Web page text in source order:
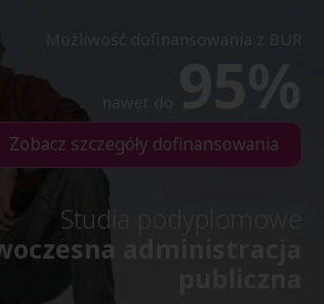
Zobacz szczegóły dofinansowania
Studia podyplomowe
administracja